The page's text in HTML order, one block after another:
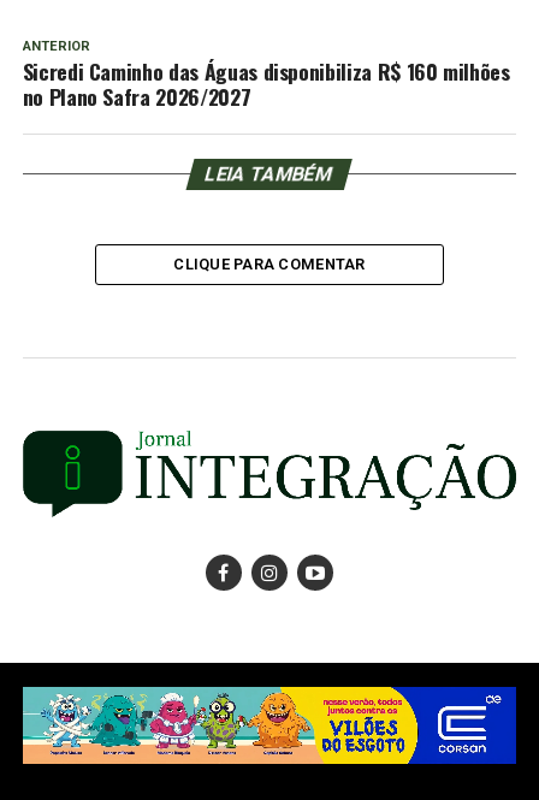
ANTERIOR
Sicredi Caminho das Águas disponibiliza R$ 160 milhões
no Plano Safra 2026/2027
LEIA TAMBÉM
CLIQUE PARA COMENTAR